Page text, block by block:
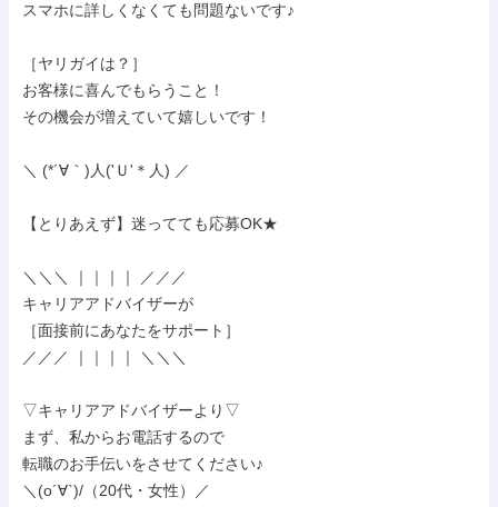
スマホに詳しくなくても問題ないです♪
［ヤリガイは？］
お客様に喜んでもらうこと！
その機会が増えていて嬉しいです！
＼ (*´∀｀)人('Ｕ'＊人) ／
【とりあえず】迷ってても応募OK★
＼＼＼ ｜｜｜｜ ／／／
キャリアアドバイザーが
［面接前にあなたをサポート］
／／／ ｜｜｜｜ ＼＼＼
▽キャリアアドバイザーより▽
まず、私からお電話するので
転職のお手伝いをさせてください♪
＼(o´∀`)/（20代・女性）／